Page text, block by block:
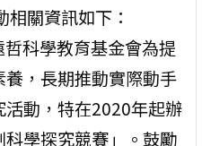
相關資訊如下：
科學教育基金會為提
養，長期推動實際動手
活動，特在2020年起辦
學探究競賽」。鼓勵